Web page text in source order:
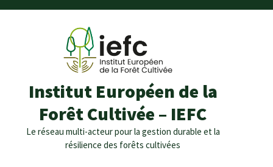
Institut Européen de la
Forêt Cultivée – IEFC
Le réseau multi-acteur pour la gestion durable et la
résilience des forêts cultivées